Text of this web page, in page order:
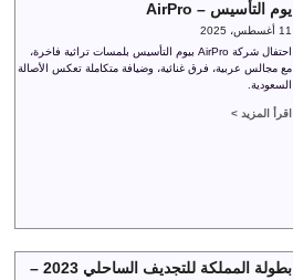
يوم التأسيس – AirPro
11 أغسطس، 2025
احتفال شركة AirPro بيوم التأسيس بلمسات تراثية فاخرة،
مع مجالس عربية، فرق غنائية، وضيافة متكاملة تعكس الأصالة
السعودية.
اقرأ المزيد >
بطولة المملكة للتجديف الساحلي 2023 –